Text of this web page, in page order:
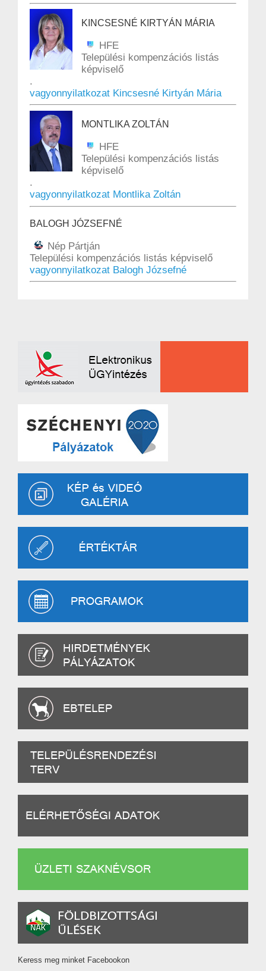
KINCSESNÉ KIRTYÁN MÁRIA
HFE
Települési kompenzációs listás
képviselő
.
vagyonnyilatkozat Kincsesné Kirtyán Mária
MONTLIKA ZOLTÁN
HFE
Települési kompenzációs listás
képviselő
.
vagyonnyilatkozat Montlika Zoltán
BALOGH JÓZSEFNÉ
Nép Pártján
Települési kompenzációs listás képviselő
vagyonnyilatkozat Balogh Józsefné
Keress meg minket Facebookon